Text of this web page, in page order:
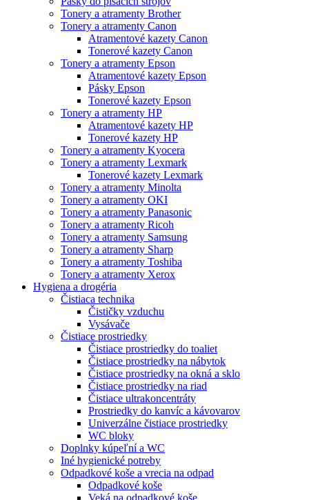
Tonery a atramenty Brother
Tonery a atramenty Canon
Atramentové kazety Canon
Tonerové kazety Canon
Tonery a atramenty Epson
Atramentové kazety Epson
Pásky Epson
Tonerové kazety Epson
Tonery a atramenty HP
Atramentové kazety HP
Tonerové kazety HP
Tonery a atramenty Kyocera
Tonery a atramenty Lexmark
Tonerové kazety Lexmark
Tonery a atramenty Minolta
Tonery a atramenty OKI
Tonery a atramenty Panasonic
Tonery a atramenty Ricoh
Tonery a atramenty Samsung
Tonery a atramenty Sharp
Tonery a atramenty Toshiba
Tonery a atramenty Xerox
Hygiena a drogéria
Čistiaca technika
Čističky vzduchu
Vysávače
Čistiace prostriedky
Čistiace prostriedky do toaliet
Čistiace prostriedky na nábytok
Čistiace prostriedky na okná a sklo
Čistiace prostriedky na riad
Čistiace ultrakoncentráty
Prostriedky do kanvíc a kávovarov
Univerzálne čistiace prostriedky
WC bloky
Doplnky kúpeľní a WC
Iné hygienické potreby
Odpadkové koše a vrecia na odpad
Odpadkové koše
Veká na odpadkové koše